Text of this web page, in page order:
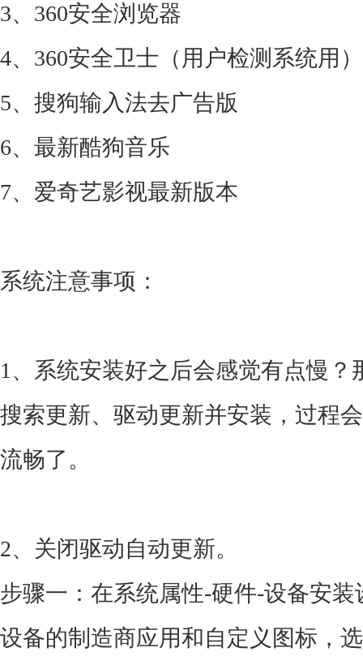
3、360安全浏览器
4、360安全卫士（用户检测系统用）
5、搜狗输入法去广告版
6、最新酷狗音乐
7、爱奇艺影视最新版本
系统注意事项：
1、系统安装好之后会感觉有点慢
搜索更新、驱动更新并安装，过程
流畅了。
2、关闭驱动自动更新。
步骤一：在系统属性-硬件-设备安
设备的制造商应用和自定义图标，